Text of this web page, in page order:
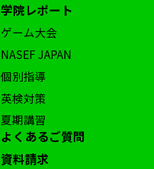
学院レポート
ゲーム大会
NASEF JAPAN
個別指導
英検対策
夏期講習
よくあるご質問
資料請求